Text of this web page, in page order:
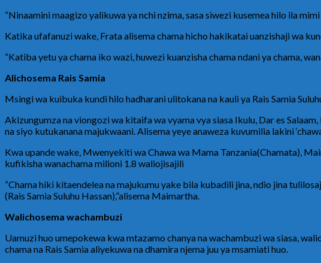
“Ninaamini maagizo yalikuwa ya nchi nzima, sasa siwezi kusemea hilo ila
Katika ufafanuzi wake, Frata alisema chama hicho hakikatai uanzishaji wa
“Katiba yetu ya chama iko wazi, huwezi kuanzisha chama ndani ya chama,
Alichosema Rais Samia
Msingi wa kuibuka kundi hilo hadharani ulitokana na kauli ya Rais Samia
Akizungumza na viongozi wa kitaifa wa vyama vya siasa Ikulu, Dar es
na siyo kutukanana majukwaani. Alisema yeye anaweza kuvumilia lakini
Kwa upande wake, Mwenyekiti wa Chawa wa Mama Tanzania(Chamata),
kufikisha wanachama milioni 1.8 waliojisajili
“Chama hiki kitaendelea na majukumu yake bila kubadili jina, ndio jina
(Rais Samia Suluhu Hassan),”alisema Maimartha.
Walichosema wachambuzi
Uamuzi huo umepokewa kwa mtazamo chanya na wachambuzi wa siasa,
chama na Rais Samia aliyekuwa na dhamira njema juu ya msamiati huo.